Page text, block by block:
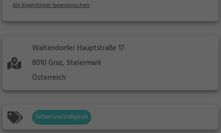
Als Eigentümer beanspruchen
Waltendorfer Hauptstraße 17
8010 Graz, Steiermark
Österreich
Sehenswürdigkeit